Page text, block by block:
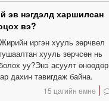
эв нэгдэлд харшилсан
вэ?
иргэн хууль зөрчвөл
хууль зөрчсөн нь
уу?Энэ асуулт өнөөдөр
дахин тавигдаж байна.
15 цагийн өмнө